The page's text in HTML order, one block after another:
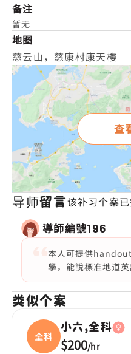
备注
暂无
地图
慈云山，慈康村康天樓
查
导师留言该补习个案
導師編號196
本人可提供
學，能說標准地道
类似个案
全科
小六,全科
$200/hr